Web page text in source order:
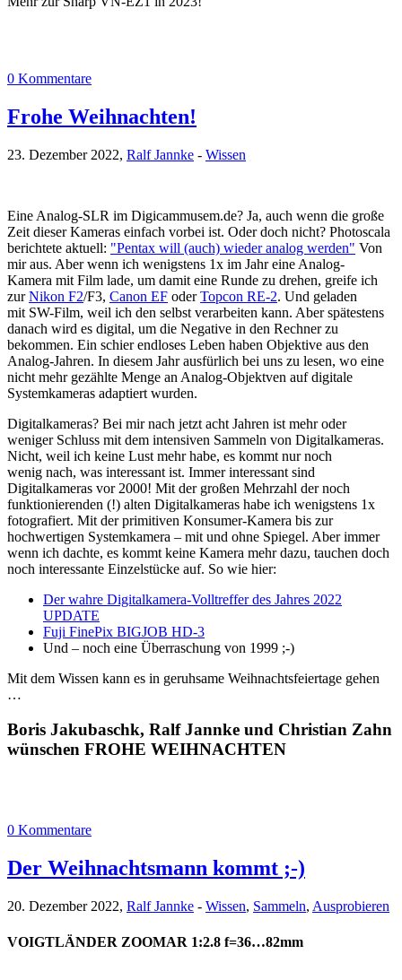
0 Kommentare
Frohe Weihnachten!
23. Dezember 2022, Ralf Jannke - Wissen
Eine Analog-SLR im Digicammusem.de? Ja, auch wenn die große
Zeit dieser Kameras einfach vorbei ist. Oder doch nicht? Photoscala
berichtete aktuell: "Pentax will (auch) wieder analog werden" Von
mir aus. Aber wenn ich wenigstens 1x im Jahr eine Analog-
Kamera mit Film lade, um damit eine Runde zu drehen, greife ich
zurNikon F2/F3, Canon EF oderTopcon RE-2. Und geladen
mit SW-Film, weil ich den selbst verarbeiten kann. Aber spätestens
danach wird es digital, um die Negative in den Rechner zu
bekommen. Ein schier endloses Leben haben Objektive aus den
Analog-Jahren. In diesem Jahr ausfürlich bei uns zu lesen, wo eine
nicht mehr gezählte Menge an Analog-Objektven auf digitale
Systemkameras adaptiert wurden.
Digitalkameras? Bei mir nach jetzt acht Jahren ist mehr oder
weniger Schluss mit dem intensiven Sammeln von Digitalkameras.
Nicht, weil ich keine Lust mehr habe, es kommt nur noch
wenig nach, was interessant ist. Immer interessant sind
Digitalkameras vor 2000! Mit der großen Mehrzahl der noch
funktionierenden (!) alten Digitalkameras habe ich wenigstens 1x
fotografiert. Mit der primitiven Konsumer-Kamera bis zur
hochwertigen Systemkamera – mit und ohne Spiegel. Aber immer
wenn ich dachte, es kommt keine Kamera mehr dazu, tauchen doch
noch interessante Einzelstücke auf. So wie hier:
Der wahre Digitalkamera-Volltreffer des Jahres 2022
UPDATE
Fuji FinePix BIGJOB HD-3
Und – noch eine Überraschung von 1999 ;-)
Mit dem Wissen kann es in geruhsame Weihnachtsfeiertage gehen
…
Boris Jakubaschk, Ralf Jannke und Christian Zahn
wünschen FROHE WEIHNACHTEN
0 Kommentare
Der Weihnachtsmann kommt ;-)
20. Dezember 2022, Ralf Jannke - Wissen, Sammeln, Ausprobieren
VOIGTLÄNDER ZOOMAR 1:2.8 f=36…82mm